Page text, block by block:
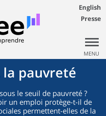
English
Presse
MENU
la pauvreté
le seuil de pauvreté ?
un emploi protège-t-il de
permettent-elles de la